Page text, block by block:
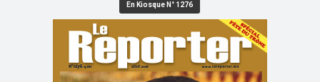
En Kiosque N° 1276